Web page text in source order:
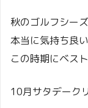
秋のゴルフシー
本当に気持ち良
この時期にベス
10月サタデーク